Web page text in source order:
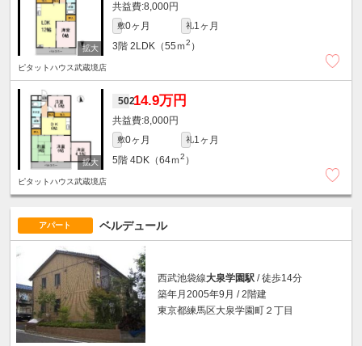
8,000円
敷0ヶ月 礼1ヶ月
3階 2LDK（55ｍ2 ）
ピタットハウス武蔵境店
50214.9万円
8,000円
敷0ヶ月 礼1ヶ月
5階 4DK（64ｍ2 ）
ピタットハウス武蔵境店
アパート ベルデュール
西武池袋線大泉学園駅 / 徒歩14分
築年月2005年9月 / 2階建
東京都練馬区大泉学園町２丁目